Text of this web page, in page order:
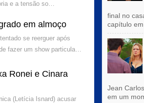
e a tensão so…
em almoço
se reerguer após
fazer um show particula…
Ronei e Cinara
(Letícia Isnard) acusar
final no
capítulo
Jean
em um